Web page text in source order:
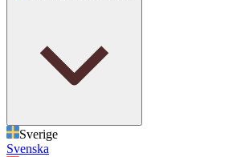
Sverige
Svenska